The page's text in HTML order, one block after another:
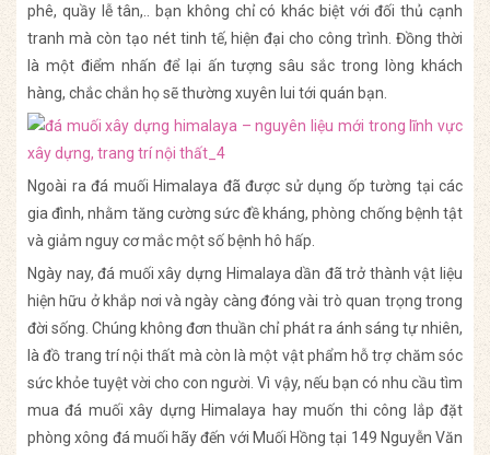
phê, quầy lễ tân,.. bạn không chỉ có khác biệt với đối thủ cạnh
tranh mà còn tạo nét tinh tế, hiện đại cho công trình. Đồng thời
là một điểm nhấn để lại ấn tượng sâu sắc trong lòng khách
hàng, chắc chắn họ sẽ thường xuyên lui tới quán bạn.
Ngoài ra đá muối Himalaya đã được sử dụng ốp tường tại các
gia đình, nhằm tăng cường sức đề kháng, phòng chống bệnh tật
và giảm nguy cơ mắc một số bệnh hô hấp.
Ngày nay, đá muối xây dựng Himalaya dần đã trở thành vật liệu
hiện hữu ở khắp nơi và ngày càng đóng vài trò quan trọng trong
đời sống. Chúng không đơn thuần chỉ phát ra ánh sáng tự nhiên,
là đồ trang trí nội thất mà còn là một vật phẩm hỗ trợ chăm sóc
sức khỏe tuyệt vời cho con người. Vì vậy, nếu bạn có nhu cầu tìm
mua đá muối xây dựng Himalaya hay muốn thi công lắp đặt
phòng xông đá muối hãy đến với Muối Hồng tại 149 Nguyễn Văn